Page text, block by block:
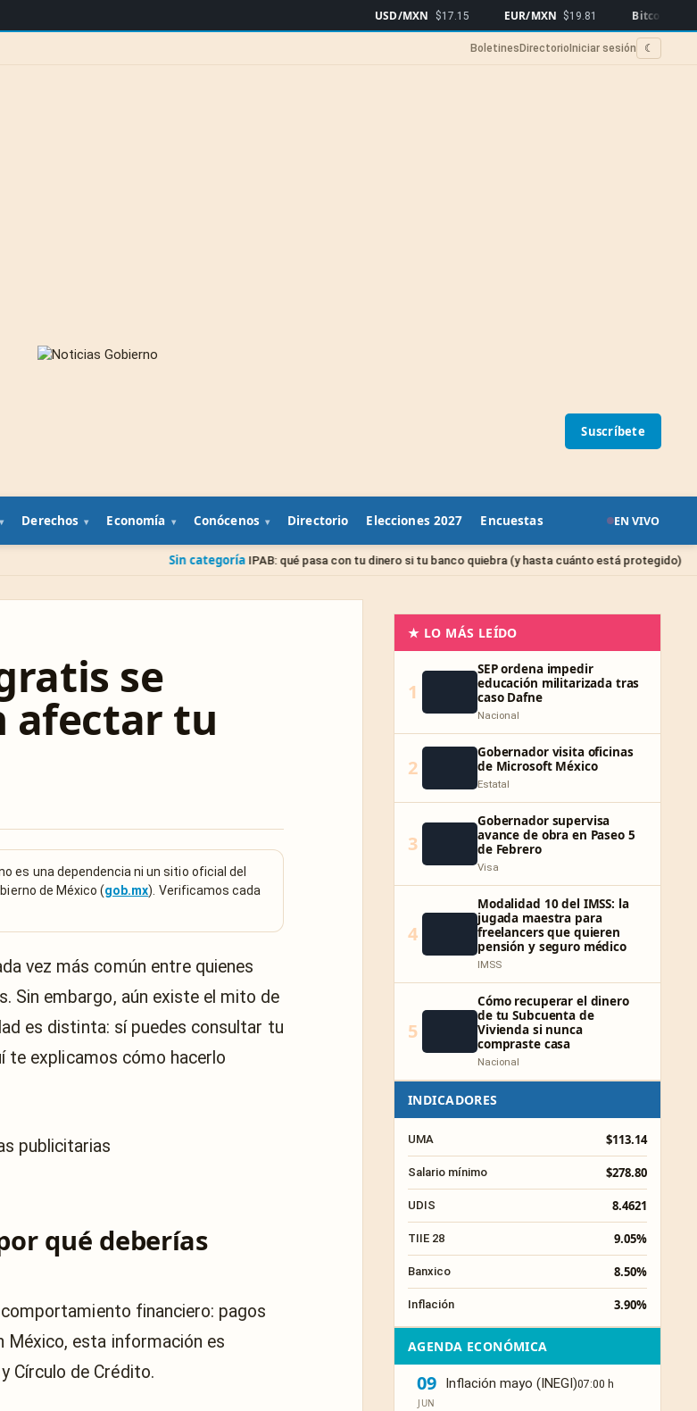
USD/MXN $17.15 EUR/MXN $19.81 Bitcoin $64,815
Boletines Directorio Iniciar sesión ☾
Suscríbete
Derechos Economía Conócenos Directorio Elecciones 2027 Encuestas EN VIVO
IPAB: qué pasa con tu dinero si tu banco quiebra (y hasta cuánto está protegido) Sin
se
afectar tu
es una dependencia ni un sitio oficial del
de México (gob.mx). Verificamos cada
vez más común entre quienes
Sin embargo, aún existe el mito de
es distinta: sí puedes consultar tu
te explicamos cómo hacerlo
qué deberías
financiero: pagos
México, esta información es
y Círculo de Crédito.
★ LO MÁS LEÍDO
1
SEP ordena impedir
educación militarizada tras
caso Dafne
Nacional
2
Gobernador visita oficinas
de Microsoft México
Estatal
3
Gobernador supervisa
avance de obra en Paseo 5
de Febrero
Visa
4
Modalidad 10 del IMSS: la
jugada maestra para
freelancers que quieren
pensión y seguro médico
IMSS
5
Cómo recuperar el dinero
de tu Subcuenta de
Vivienda si nunca
compraste casa
Nacional
INDICADORES
UMA $113.14
Salario mínimo $278.80
UDIS 8.4621
TIIE 28 9.05%
Banxico 8.50%
Inflación 3.90%
AGENDA ECONÓMICA
09
JUN
Inflación mayo (INEGI)07:00 h